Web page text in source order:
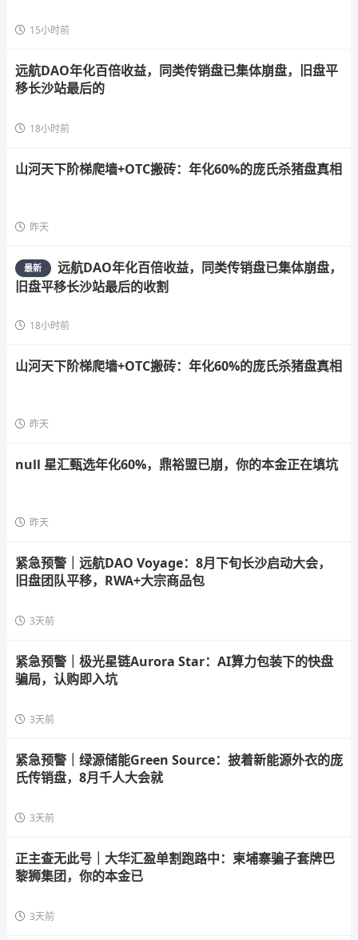
15小时前
远航DAO年化百倍收益，同类传销盘已集体崩盘，旧盘平
移长沙站最后的
18小时前
山河天下阶梯爬墙+OTC搬砖：年化60%的庞氏杀猪盘真相
昨天
最新
远航DAO年化百倍收益，同类传销盘已集体崩盘，
旧盘平移长沙站最后的收割
18小时前
山河天下阶梯爬墙+OTC搬砖：年化60%的庞氏杀猪盘真相
昨天
null 星汇甄选年化60%，鼎裕盟已崩，你的本金正在填坑
昨天
紧急预警｜远航DAO Voyage：8月下旬长沙启动大会，
旧盘团队平移，RWA+大宗商品包
3天前
紧急预警｜极光星链Aurora Star：AI算力包装下的快盘
骗局，认购即入坑
3天前
紧急预警｜绿源储能Green Source：披着新能源外衣的庞
氏传销盘，8月千人大会就
3天前
正主查无此号｜大华汇盈单割跑路中：柬埔寨骗子套牌巴
黎狮集团，你的本金已
3天前